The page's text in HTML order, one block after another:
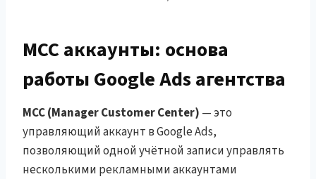
MCC аккаунты: основа
работы Google Ads агентства
MCC (Manager Customer Center) — это
управляющий аккаунт в Google Ads,
позволяющий одной учётной записи управлять
несколькими рекламными аккаунтами